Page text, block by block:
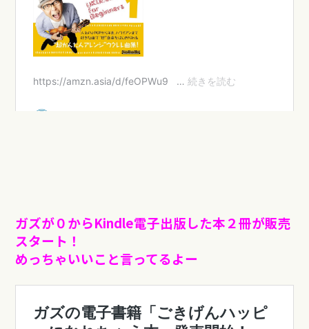
ガズが０からKindle電子出版した本２冊が販売
スタート！
めっちゃいいこと言ってるよー